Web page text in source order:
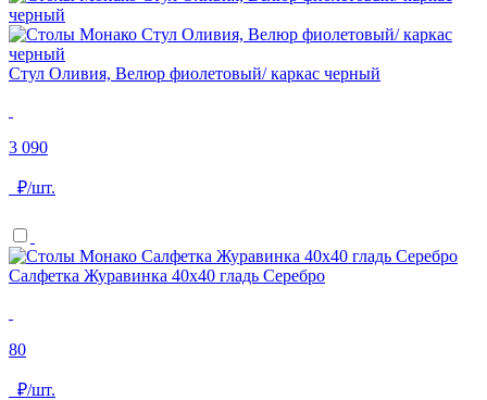
Стул Оливия, Велюр фиолетовый/ каркас черный
3 090
₽/шт.
Салфетка Журавинка 40x40 гладь Серебро
80
₽/шт.